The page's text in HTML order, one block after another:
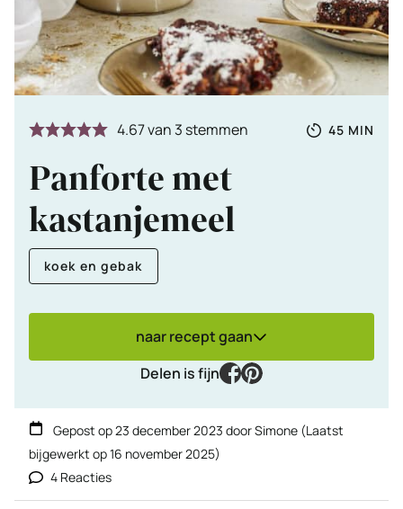
4.67van 3 stemmen
Totale
45 MIN
Panforte met
kastanjemeel
koek en gebak
naar recept gaan
Delen is fijn
facebook
pinterest
Gepost op23 december 2023 doorSimone (Laatst
bijgewerkt op16 november 2025)
4 Reacties